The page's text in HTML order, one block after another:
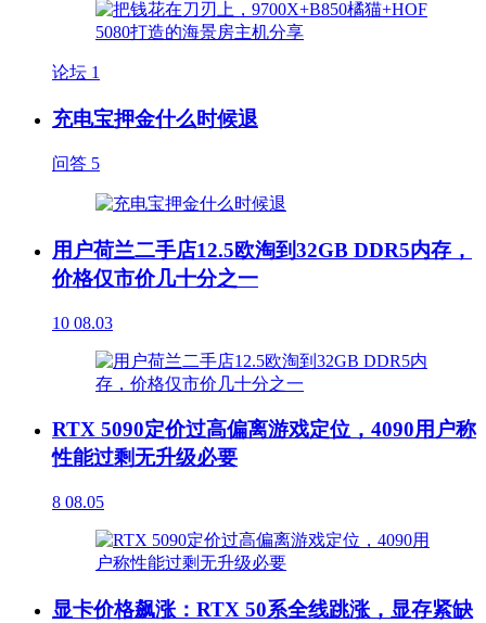
论坛 1
充电宝押金什么时候退
问答 5
用户荷兰二手店12.5欧淘到32GB DDR5内存，
价格仅市价几十分之一
10 08.03
RTX 5090定价过高偏离游戏定位，4090用户称
性能过剩无升级必要
8 08.05
显卡价格飙涨：RTX 50系全线跳涨，显存紧缺